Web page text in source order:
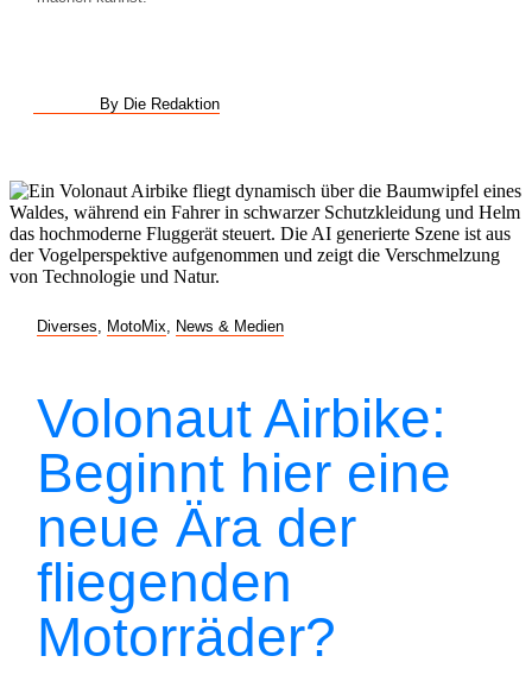
By Die Redaktion
Diverses MotoMix News & Medien
Volonaut Airbike:
Beginnt hier eine
neue Ära der
fliegenden
Motorräder?